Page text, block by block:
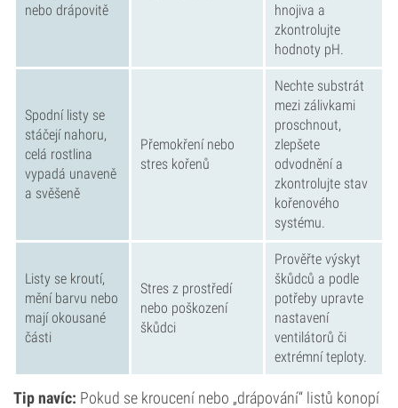
nebo drápovitě
hnojiva a
zkontrolujte
hodnoty pH.
Spodní listy se
stáčejí nahoru,
celá rostlina
vypadá unaveně
a svěšeně
Přemokření nebo
stres kořenů
Nechte substrát
mezi zálivkami
proschnout,
zlepšete
odvodnění a
zkontrolujte stav
kořenového
systému.
Listy se kroutí,
mění barvu nebo
mají okousané
části
Stres z prostředí
nebo poškození
škůdci
Prověřte výskyt
škůdců a podle
potřeby upravte
nastavení
ventilátorů či
extrémní teploty.
Tip navíc: Pokud se kroucení nebo „drápování“ listů konopí